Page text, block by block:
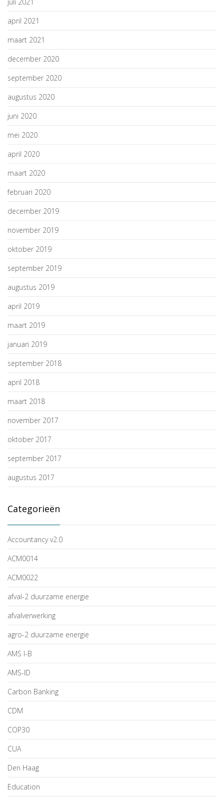
april 2021
maart 2021
december 2020
september 2020
augustus 2020
juni 2020
mei 2020
april 2020
maart 2020
februari 2020
december 2019
november 2019
oktober 2019
september 2019
augustus 2019
april 2019
maart 2019
januari 2019
september 2018
april 2018
maart 2018
november 2017
oktober 2017
september 2017
augustus 2017
Categorieën
Accountancy v2.0
ACM0014
ACM0022
afval-2 duurzame energie
afvalverwerking
agro-2 duurzame energie
AMS I-B
AMS-ID
Carbon Banking
CDM
COP30
CUA
Den Haag
Education